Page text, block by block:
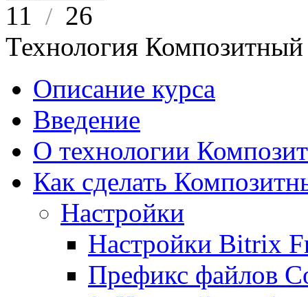
11 / 26
Технология Композитный
Описание курса
Введение
О технологии
Как сделать
Настройки
Настройки Bitrix
Префикс файлов